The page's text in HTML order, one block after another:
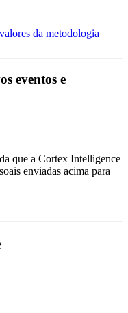
da metodologia
eventos e
que a Cortex Intelligence
enviadas acima para